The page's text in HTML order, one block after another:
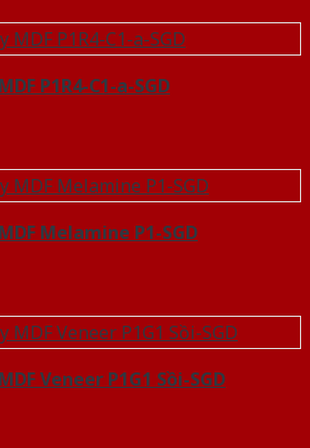
P1R4-C1-a-SGD
Melamine P1-SGD
Veneer P1G1 Sồi-SGD